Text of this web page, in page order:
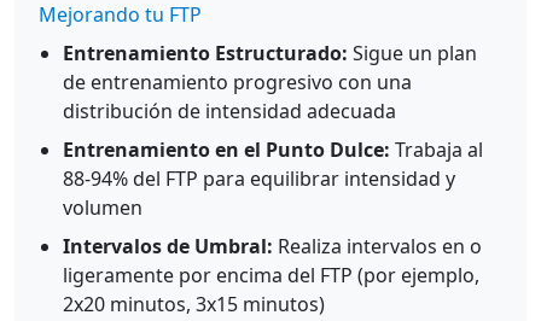
Mejorando tu FTP
Entrenamiento Estructurado: Sigue un plan
de entrenamiento progresivo con una
distribución de intensidad adecuada
Entrenamiento en el Punto Dulce: Trabaja al
88-94% del FTP para equilibrar intensidad y
volumen
Intervalos de Umbral: Realiza intervalos en o
ligeramente por encima del FTP (por ejemplo,
2x20 minutos, 3x15 minutos)